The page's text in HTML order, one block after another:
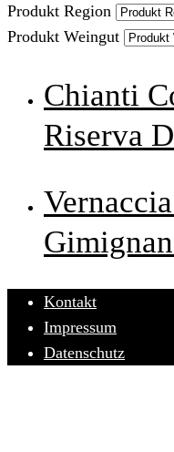
Produkt Region
Produkt Weingut
Chianti
Riserva
Kontakt
Impressum
Datenschutz